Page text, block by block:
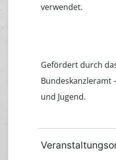
verwendet.
Gefördert durch
Bundeskanzleramt
und Jugend.